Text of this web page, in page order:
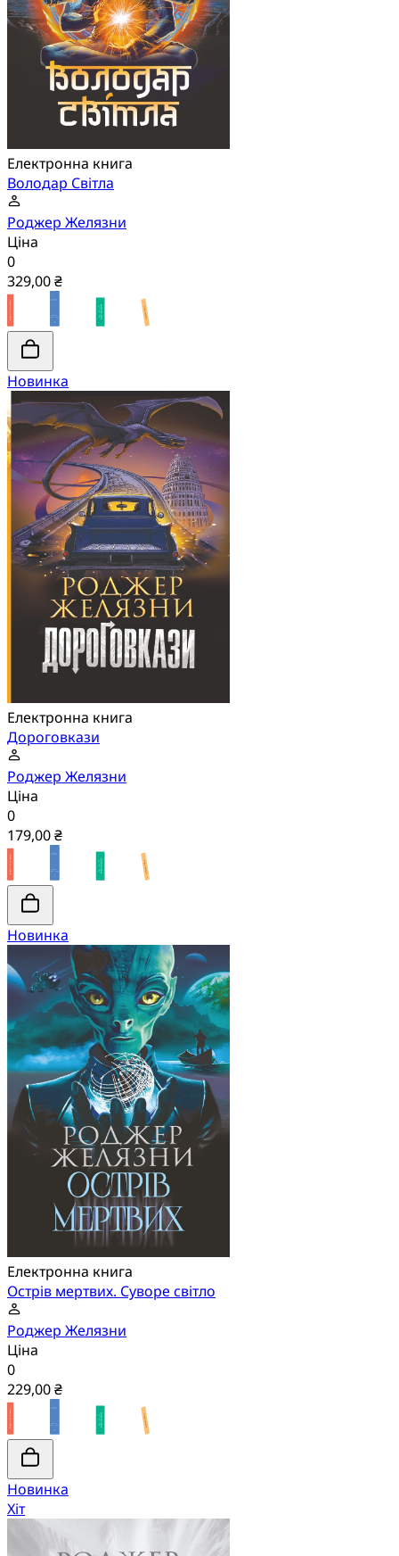
Електронна книга
Володар Світла
Роджер Желязни
Ціна
0
329,00 ₴
Новинка
Електронна книга
Дороговкази
Роджер Желязни
Ціна
0
179,00 ₴
Новинка
Електронна книга
Острів мертвих. Суворе світло
Роджер Желязни
Ціна
0
229,00 ₴
Новинка
Хіт